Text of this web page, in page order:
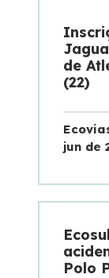
de
(22)
jun de
Polo